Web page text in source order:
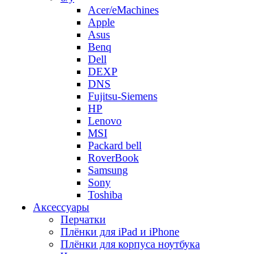
Acer/eMachines
Apple
Asus
Benq
Dell
DEXP
DNS
Fujitsu-Siemens
HP
Lenovo
MSI
Packard bell
RoverBook
Samsung
Sony
Toshiba
Аксессуары
Перчатки
Плёнки для iPad и iPhone
Плёнки для корпуса ноутбука